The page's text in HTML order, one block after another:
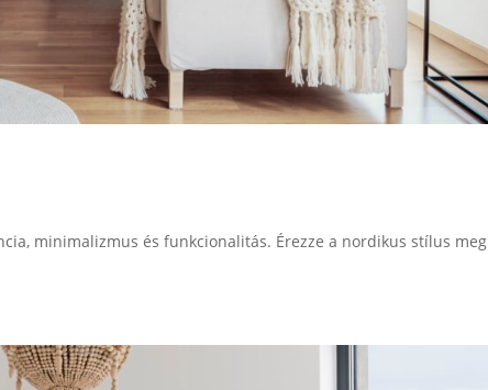
minimalizmus és funkcionalitás. Érezze a nordikus stílus